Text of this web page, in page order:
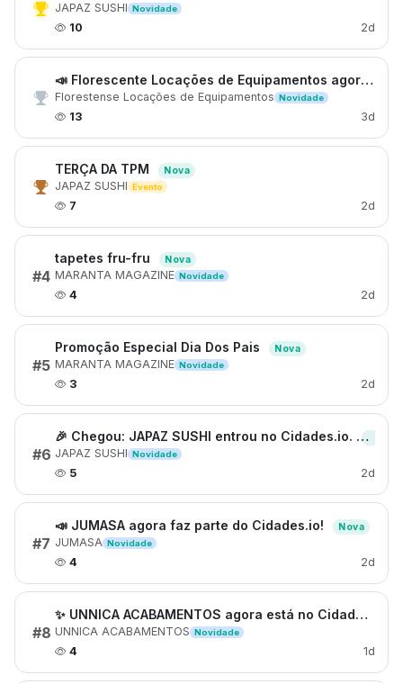
JAPAZ SUSHI Novidade
10 2d
📣 Florescente Locações de Equipamentos agora faz parte do Cidades.io!
Florestense Locações de Equipamentos Novidade
13 3d
TERÇA DA TPM Nova
JAPAZ SUSHI Evento
7 2d
#4
tapetes fru-fru Nova
MARANTA MAGAZINE Novidade
4 2d
#5
Promoção Especial Dia Dos Pais Nova
MARANTA MAGAZINE Novidade
3 2d
#6
🎉 Chegou: JAPAZ SUSHI entrou no Cidades.io.Nova
JAPAZ SUSHI Novidade
5 2d
#7
📣 JUMASA agora faz parte do Cidades.io! Nova
JUMASA Novidade
4 2d
#8
✨ UNNICA ACABAMENTOS agora está no Cidades.io!
UNNICA ACABAMENTOS Novidade
4 1d